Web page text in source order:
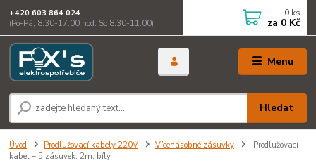
Menu
Hledat
+420 603 864 024
(Po-Pá, 8.30-17.00 hod. So 8.30-11.00)
0 ks
za 0 Kč
Úvod Prodlužovací kabely 220V Vícenásobné zásuvky
Prodlužovací
kabel – 5 zásuvek, 2m, bílý